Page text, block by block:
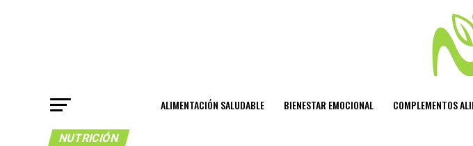
ALIMENTACIÓN SALUDABLE BIENESTAR EMOCIONAL COMPLEMENTOS
NUTRICIÓN